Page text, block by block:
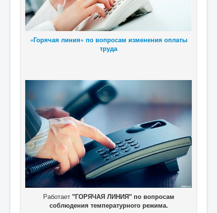
«Горячая линия» по вопросам изменения оплаты
труда
Работает "ГОРЯЧАЯ ЛИНИЯ" по вопросам
соблюдения температурного режима.